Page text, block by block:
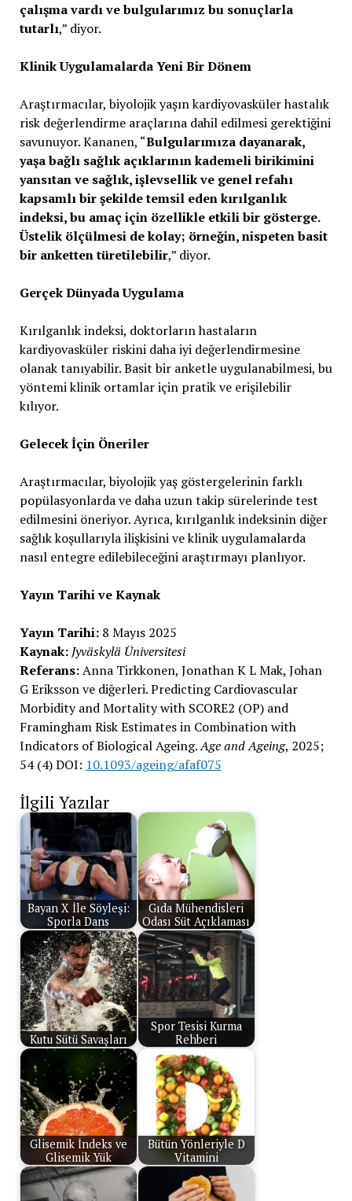
çalışma vardı ve bulgularımız bu sonuçlarla
tutarlı,” diyor.
Klinik Uygulamalarda Yeni Bir Dönem
Araştırmacılar, biyolojik yaşın kardiyovasküler hastalık
risk değerlendirme araçlarına dahil edilmesi gerektiğini
savunuyor. Kananen, “Bulgularımıza dayanarak,
yaşa bağlı sağlık açıklarının kademeli birikimini
yansıtan ve sağlık, işlevsellik ve genel refahı
kapsamlı bir şekilde temsil eden kırılganlık
indeksi, bu amaç için özellikle etkili bir gösterge.
Üstelik ölçülmesi de kolay; örneğin, nispeten basit
bir anketten türetilebilir,” diyor.
Gerçek Dünyada Uygulama
Kırılganlık indeksi, doktorların hastaların
kardiyovasküler riskini daha iyi değerlendirmesine
olanak tanıyabilir. Basit bir anketle uygulanabilmesi, bu
yöntemi klinik ortamlar için pratik ve erişilebilir
kılıyor.
Gelecek İçin Öneriler
Araştırmacılar, biyolojik yaş göstergelerinin farklı
popülasyonlarda ve daha uzun takip sürelerinde test
edilmesini öneriyor. Ayrıca, kırılganlık indeksinin diğer
sağlık koşullarıyla ilişkisini ve klinik uygulamalarda
nasıl entegre edilebileceğini araştırmayı planlıyor.
Yayın Tarihi ve Kaynak
Yayın Tarihi:8 Mayıs 2025
Kaynak:Jyväskylä Üniversitesi
Referans:Anna Tirkkonen, Jonathan K L Mak, Johan
G Eriksson ve diğerleri. Predicting Cardiovascular
Morbidity and Mortality with SCORE2 (OP) and
Framingham Risk Estimates in Combination with
Indicators of Biological Ageing.Age and Ageing, 2025;
54 (4) DOI: 10.1093/ageing/afaf075
İlgili Yazılar
Bayan X İle Söyleşi:
Sporla Dans
Gıda Mühendisleri
Odası Süt Açıklaması
Kutu Sütü Savaşları
Spor Tesisi Kurma
Rehberi
Glisemik İndeks ve
Glisemik Yük
Bütün Yönleriyle D
Vitamini